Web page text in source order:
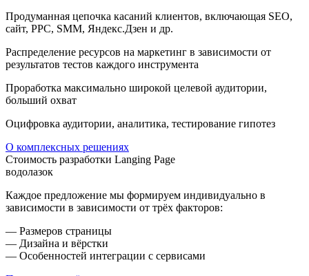
Продуманная цепочка касаний клиентов, включающая SEO,
сайт, PPC, SMM, Яндекс.Дзен и др.
Распределение ресурсов на маркетинг в зависимости от
результатов тестов каждого инструмента
Проработка максимально широкой целевой аудитории,
больший охват
Оцифровка аудитории, аналитика, тестирование гипотез
О комплексных решениях
Стоимость разработки Langing Page
водолазок
Каждое предложение мы формируем индивидуально в
зависимости в зависимости от трёх факторов:
— Размеров страницы
— Дизайна и вёрстки
— Особенностей интеграции с сервисами